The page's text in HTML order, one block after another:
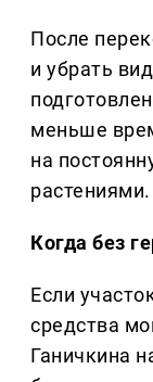
После
и убрать
меньше
на
растениями.
Когда без
Если
средства
Ганичкина